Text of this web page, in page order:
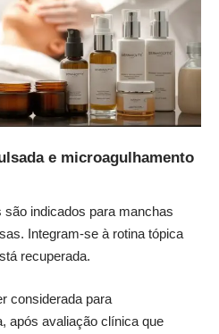
e microagulhamento
indicados para manchas
Integram-se à rotina tópica
recuperada.
considerada para
após avaliação clínica que